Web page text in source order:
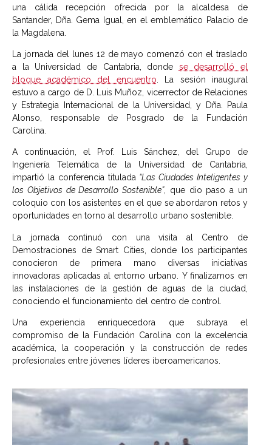
una cálida recepción ofrecida por la alcaldesa de
Santander, Dña. Gema Igual, en el emblemático Palacio de
la Magdalena.
La jornada del lunes 12 de mayo comenzó con el traslado
a la Universidad de Cantabria, donde se desarrolló el
bloque académico del encuentro . La sesión inaugural
estuvo a cargo de D. Luis Muñoz, vicerrector de Relaciones
y Estrategia Internacional de la Universidad, y Dña. Paula
Alonso, responsable de Posgrado de la Fundación
Carolina.
A continuación, el Prof. Luis Sánchez, del Grupo de
Ingeniería Telemática de la Universidad de Cantabria,
impartió la conferencia titulada “Las Ciudades Inteligentes y
los Objetivos de Desarrollo Sostenible”, que dio paso a un
coloquio con los asistentes en el que se abordaron retos y
oportunidades en torno al desarrollo urbano sostenible.
La jornada continuó con una visita al Centro de
Demostraciones de Smart Cities, donde los participantes
conocieron de primera mano diversas iniciativas
innovadoras aplicadas al entorno urbano. Y finalizamos en
las instalaciones de la gestión de aguas de la ciudad,
conociendo el funcionamiento del centro de control.
Una experiencia enriquecedora que subraya el
compromiso de la Fundación Carolina con la excelencia
académica, la cooperación y la construcción de redes
profesionales entre jóvenes líderes iberoamericanos.